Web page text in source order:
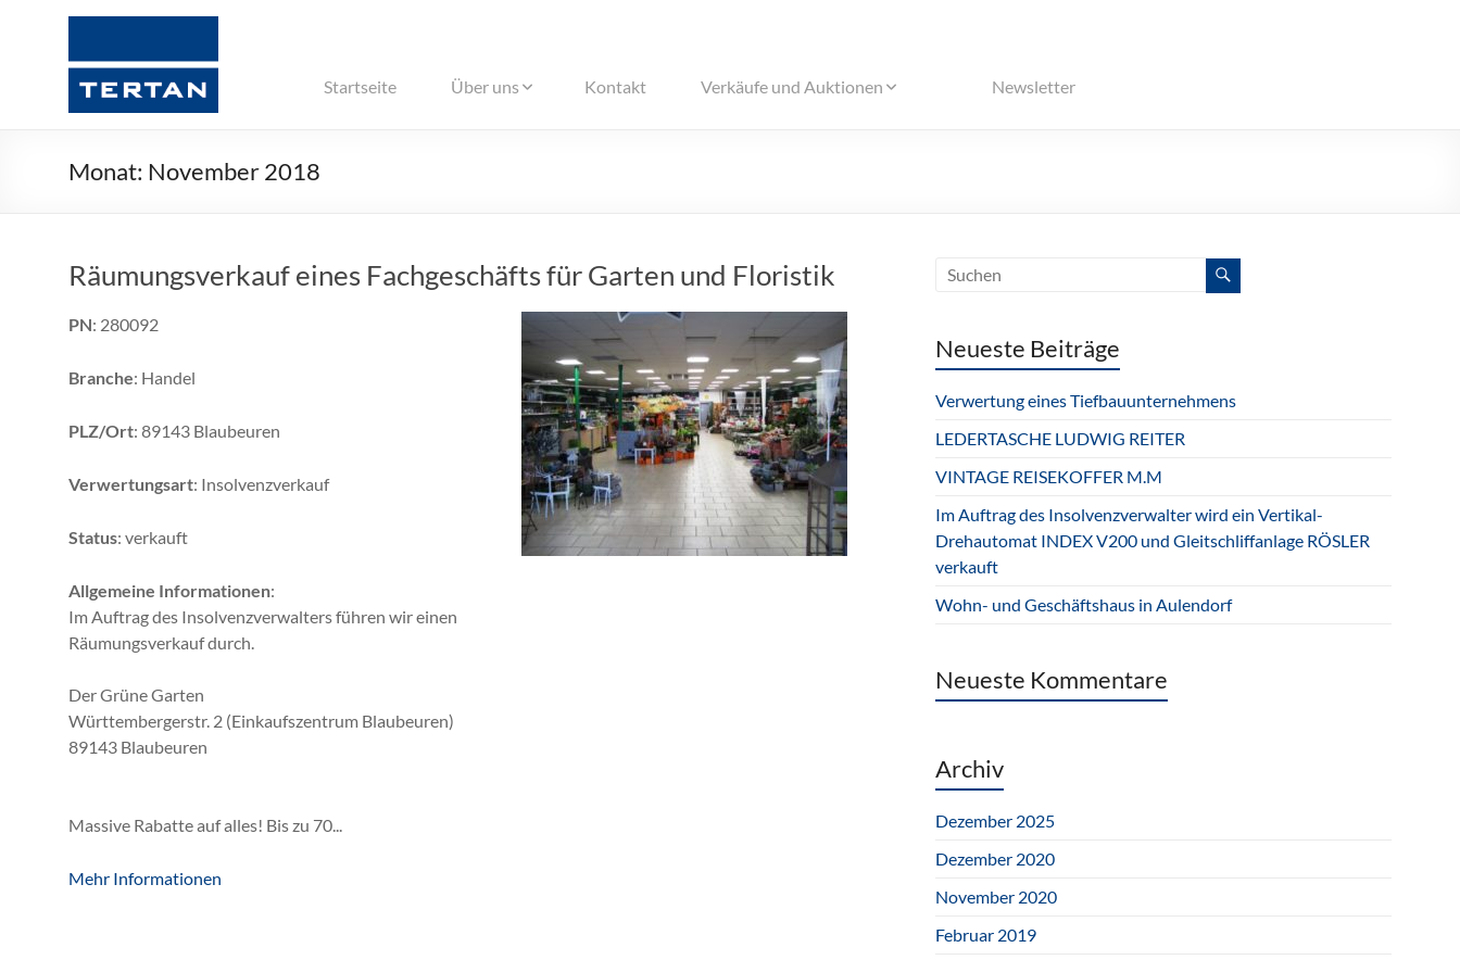
Die
Insolvenzdienstleister
Startseite Über uns Kontakt Verkäufe und Auktionen Newsletter
Monat: November 2018
Räumungsverkauf eines Fachgeschäfts für Garten und Floristik
PN: 280092
Branche: Handel
PLZ/Ort: 89143 Blaubeuren
Verwertungsart: Insolvenzverkauf
Status: verkauft
Allgemeine Informationen:
Im Auftrag des Insolvenzverwalters führen wir einen
Räumungsverkauf durch.
Der Grüne Garten
Württembergerstr. 2 (Einkaufszentrum Blaubeuren)
89143 Blaubeuren
Massive Rabatte auf alles! Bis zu 70...
Mehr Informationen
Neueste Beiträge
Verwertung eines Tiefbauunternehmens
LEDERTASCHE LUDWIG REITER
VINTAGE REISEKOFFER M.M
Im Auftrag des Insolvenzverwalter wird ein Vertikal-
Drehautomat INDEX V200 und Gleitschliffanlage RÖSLER
verkauft
Wohn- und Geschäftshaus in Aulendorf
Neueste Kommentare
Archiv
Dezember 2025
Dezember 2020
November 2020
Februar 2019